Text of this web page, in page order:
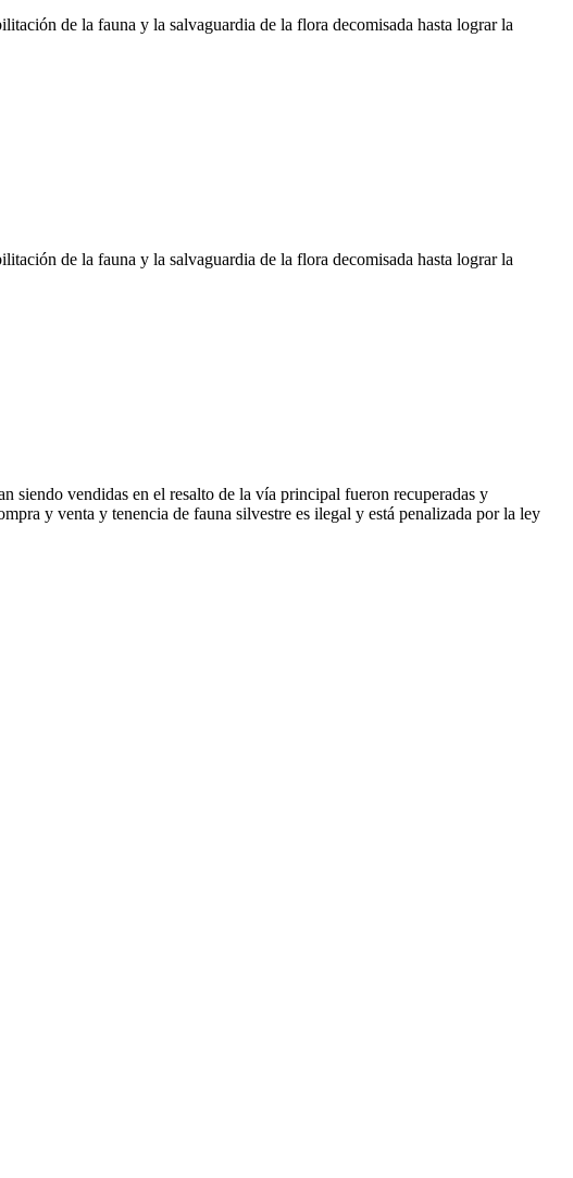
de la fauna y la salvaguardia de la flora decomisada hasta lograr la
de la fauna y la salvaguardia de la flora decomisada hasta lograr la
siendo vendidas en el resalto de la vía principal fueron recuperadas y
y venta y tenencia de fauna silvestre es ilegal y está penalizada por la ley